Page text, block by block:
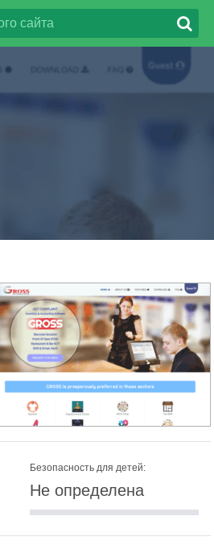
Безопасность для детей:
Не определена